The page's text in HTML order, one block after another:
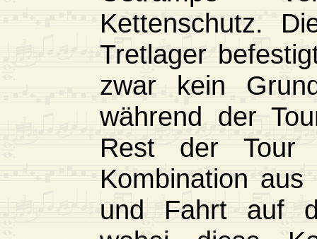
Kettenschutz.
Tretlager
zwar kein
während der
Rest der Tour
Kombination
und Fahrt auf